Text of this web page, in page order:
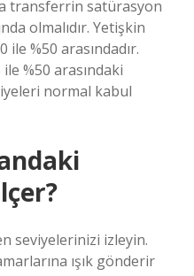
transferrin satürasyon
olmalıdır. Yetişkin
%50 arasındadır.
%50 arasındaki
normal kabul
seviyelerinizi izleyin.
ışık gönderir